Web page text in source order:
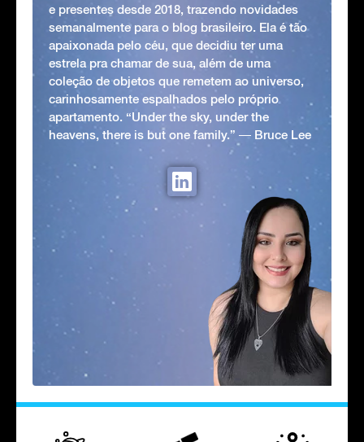
e presentes desde 2018, trazendo novidades
semanalmente para o blog brasileiro. Ela é tão
apaixonada pelo céu, que decidiu ter uma
estrela pra chamar de sua, além de uma
coleção de objetos que remetem ao universo,
carinhosamente espalhados pelo próprio
apartamento. “Under the sky, under the
heavens, there is but one family.” ― Bruce Lee